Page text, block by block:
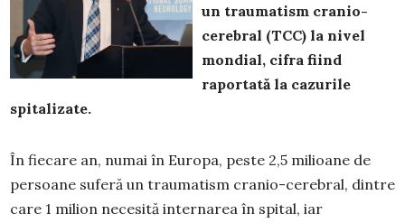
un traumatism cranio-
cerebral (TCC) la nivel
mondial, cifra fiind
raportată la cazurile
spitalizate.
În fiecare an, numai în Europa, peste 2,5 milioane de
persoane suferă un traumatism cranio-cerebral, dintre
care 1 milion necesită internarea în spital, iar